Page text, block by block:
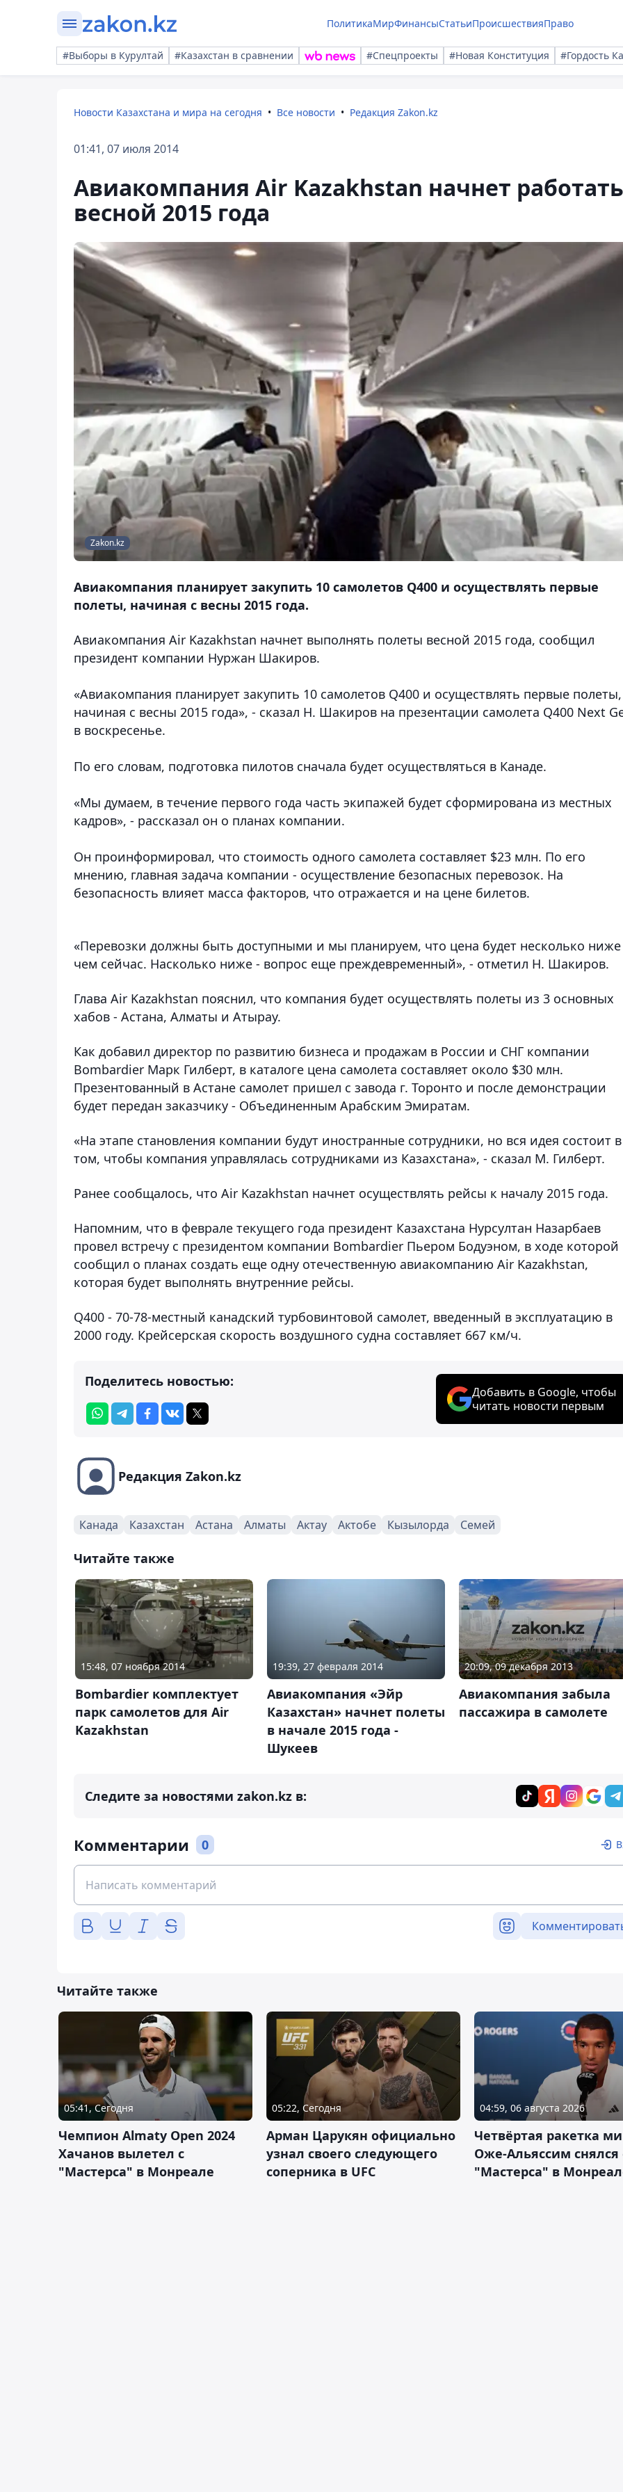
ПолитикаМирФинансыСтатьиПроисшествияПраво
#Выборы в Курултай #Казахстан в сравнении #Спецпроекты #Новая Конституция #Гордость
Новости Казахстана и мира на сегодня Все новости Редакция Zakon.kz
01:41, 07 июля 2014
Авиакомпания Air Kazakhstan начнет работать
весной 2015 года
Zakon.kz
Авиакомпания планирует закупить 10 самолетов Q400 и осуществлять первые
полеты, начиная с весны 2015 года.
Авиакомпания Air Kazakhstan начнет выполнять полеты весной 2015 года, сообщил
президент компании Нуржан Шакиров.
«Авиакомпания планирует закупить 10 самолетов Q400 и осуществлять первые полеты,
начиная с весны 2015 года», - сказал Н. Шакиров на презентации самолета Q400 Next
в воскресенье.
По его словам, подготовка пилотов сначала будет осуществляться в Канаде.
«Мы думаем, в течение первого года часть экипажей будет сформирована из местных
кадров», - рассказал он о планах компании.
Он проинформировал, что стоимость одного самолета составляет $23 млн. По его
мнению, главная задача компании - осуществление безопасных перевозок. На
безопасность влияет масса факторов, что отражается и на цене билетов.
«Перевозки должны быть доступными и мы планируем, что цена будет несколько ниже
чем сейчас. Насколько ниже - вопрос еще преждевременный», - отметил Н. Шакиров.
Глава Air Kazakhstan пояснил, что компания будет осуществлять полеты из 3 основных
хабов - Астана, Алматы и Атырау.
Как добавил директор по развитию бизнеса и продажам в России и СНГ компании
Bombardier Марк Гилберт, в каталоге цена самолета составляет около $30 млн.
Презентованный в Астане самолет пришел с завода г. Торонто и после демонстрации
будет передан заказчику - Объединенным Арабским Эмиратам.
«На этапе становления компании будут иностранные сотрудники, но вся идея состоит в
том, чтобы компания управлялась сотрудниками из Казахстана», - сказал М. Гилберт.
Ранее сообщалось, что Air Kazakhstan начнет осуществлять рейсы к началу 2015 года.
Напомним, что в феврале текущего года президент Казахстана Нурсултан Назарбаев
провел встречу с президентом компании Bombardier Пьером Бодуэном, в ходе которой
сообщил о планах создать еще одну отечественную авиакомпанию Air Kazakhstan,
которая будет выполнять внутренние рейсы.
Q400 - 70-78-местный канадский турбовинтовой самолет, введенный в эксплуатацию в
2000 году. Крейсерская скорость воздушного судна составляет 667 км/ч.
Поделитесь новостью:
Добавить в Google, чтобы
читать новости первым
Редакция Zakon.kz
Канада Казахстан Астана Алматы Актау Актобе Кызылорда Семей
Читайте также
15:48, 07 ноября 2014
Bombardier комплектует
парк самолетов для Air
Kazakhstan
19:39, 27 февраля 2014
Авиакомпания «Эйр
Казахстан» начнет полеты
в начале 2015 года -
Шукеев
20:09, 09 декабря 2013
Авиакомпания забыла
пассажира в самолете
Следите за новостями zakon.kz в:
Комментарии 0
Читайте также
05:41, Сегодня
Чемпион Almaty Open 2024
Хачанов вылетел с
"Мастерса" в Монреале
05:22, Сегодня
Арман Царукян официально
узнал своего следующего
соперника в UFC
04:59, 06 августа 2026
Четвёртая ракетка
Оже-Альяссим снялся
"Мастерса" в